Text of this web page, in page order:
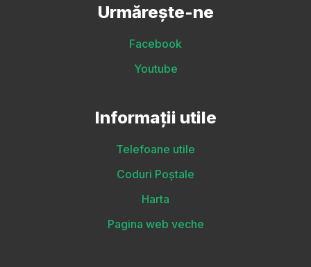
Urmărește-ne
Facebook
Youtube
Informații utile
Telefoane utile
Coduri Poștale
Harta
Pagina web veche